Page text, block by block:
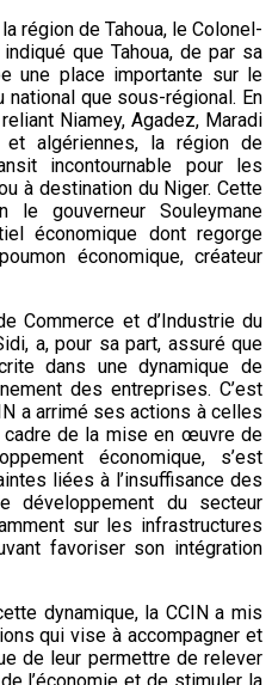
région de Tahoua, le Colonel-
que Tahoua, de par sa
une place importante sur le
national que sous-régional. En
Niamey, Agadez, Maradi
algériennes, la région de
incontournable pour les
à destination du Niger. Cette
le gouverneur Souleymane
économique dont regorge
économique, créateur
Commerce et d’Industrie du
a, pour sa part, assuré que
dans une dynamique de
des entreprises. C’est
a arrimé ses actions à celles
cadre de la mise en œuvre de
économique, s’est
liées à l’insuffisance des
développement du secteur
sur les infrastructures
favoriser son intégration
dynamique, la CCIN a mis
qui vise à accompagner et
de leur permettre de relever
l’économie et de stimuler la